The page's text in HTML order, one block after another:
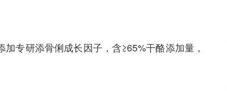
专研添骨俐成长因子，含≥65%干酪添加量，